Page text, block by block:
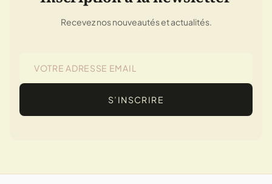
Recevez nos nouveautés et actualités.
S’INSCRIRE